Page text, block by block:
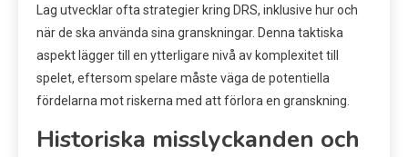
Lag utvecklar ofta strategier kring DRS, inklusive hur och
när de ska använda sina granskningar. Denna taktiska
aspekt lägger till en ytterligare nivå av komplexitet till
spelet, eftersom spelare måste väga de potentiella
fördelarna mot riskerna med att förlora en granskning.
Historiska misslyckanden och